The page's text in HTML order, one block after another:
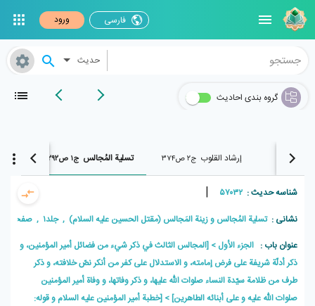
فارسی ورود
حدیث
گروه بندی احادیث
إرشاد القلوب ج۲ ص۳۷۴ تسلیة المُجالس ج۱ ص۲۹۲ بحار
شناسه حدیث : ۵۷۰۳۲ |
نشانی :تسلیة المُجالس و زینة المَجالس (مقتل الحسین علیه السلام) , جلد۱ , صفحه۲۹۲
عنوان باب : الجزء الأول
[المجالس الثالث في ذكر شيء من فضائل أمير المؤمنين، و
ذكر أدلّة شريفة على فرض إمامته، و الاستدلال على كفر من أنكر نصّ خلافته، و ذكر
طرف من ظلامة سيّدة النساء صلوات اللّه عليها، و ذكر وفاتها، و وفاة أمير المؤمنين
صلوات اللّه عليه و على أبنائه الطاهرين]
[خطبة أمير المؤمنين عليه السلام و قوله: